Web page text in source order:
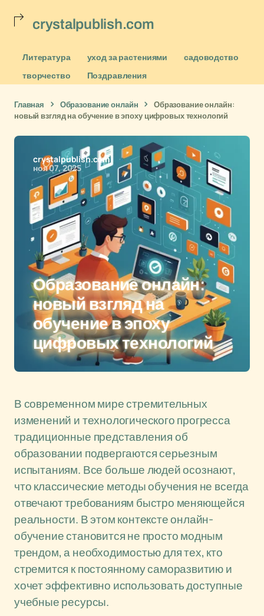
crystalpublish.com
Литература уход за растениями
садоводство
творчество
Поздравления
Главная Образование онлайн
Образование онлайн:
новый взгляд на обучение в эпоху цифровых технологий
crystalpublish.com
ноя 07, 2025
Образование онлайн:
новый взгляд на
обучение в эпоху
цифровых технологий
В современном мире стремительных
изменений и технологического прогресса
традиционные представления об
образовании подвергаются серьезным
испытаниям. Все больше людей осознают,
что классические методы обучения не всегда
отвечают требованиям быстро меняющейся
реальности. В этом контексте онлайн-
обучение становится не просто модным
трендом, а необходимостью для тех, кто
стремится к постоянному саморазвитию и
хочет эффективно использовать доступные
учебные ресурсы.